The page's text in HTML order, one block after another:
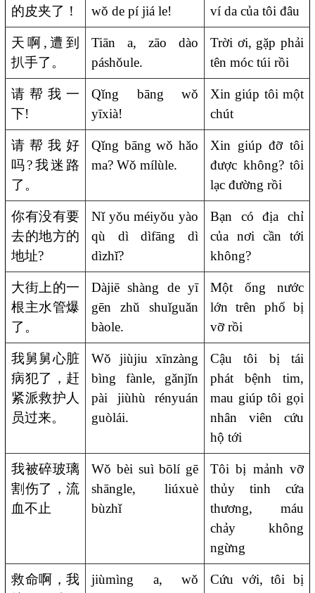
的皮夹了！
wǒ de pí jiá le!
ví da của tôi đâu
天啊 , 遭到
扒手了。
Tiān a, zāo dào
páshǒule.
Trời ơi, gặp phải
tên móc túi rồi
请帮我一
下!
Qǐng bāng wǒ
yīxià!
Xin giúp tôi một
chút
请帮我好
吗?我迷路
了。
Qǐng bāng wǒ hǎo
ma? Wǒ mílùle.
Xin giúp đỡ tôi
được không? tôi
lạc đường rồi
你有没有要
去的地方的
地址?
Nǐ yǒu méiyǒu yào
qù dì dìfāng dì
dìzhǐ?
Bạn có địa chỉ
của nơi cần tới
không?
大街上的一
根主水管爆
了。
Dàjiē shàng de yī
gēn zhǔ shuǐguǎn
bàole.
Một ống nước
lớn trên phố bị
vỡ rồi
我舅舅心脏
病犯了，赶
紧派救护人
员过来。
Wǒ jiùjiu xīnzàng
bìng fànle, gǎnjǐn
pài jiùhù rényuán
guòlái.
Cậu tôi bị tái
phát bệnh tim,
mau giúp tôi gọi
nhân viên cứu
hộ tới
我被碎玻璃
割伤了，流
血不止
Wǒ bèi suì bōlí gē
shāngle, liúxuè
bùzhǐ
Tôi bị mảnh vỡ
thủy tinh cứa
thương, máu
chảy không
ngừng
救命啊，我
jiùmìng a, wǒ
Cứu với, tôi bị